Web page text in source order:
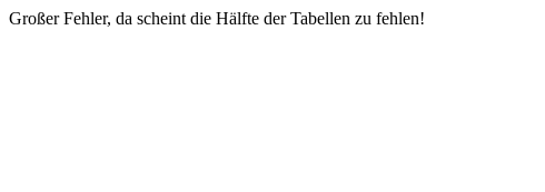
Großer Fehler, da scheint die Hälfte der Tabellen zu fehlen!